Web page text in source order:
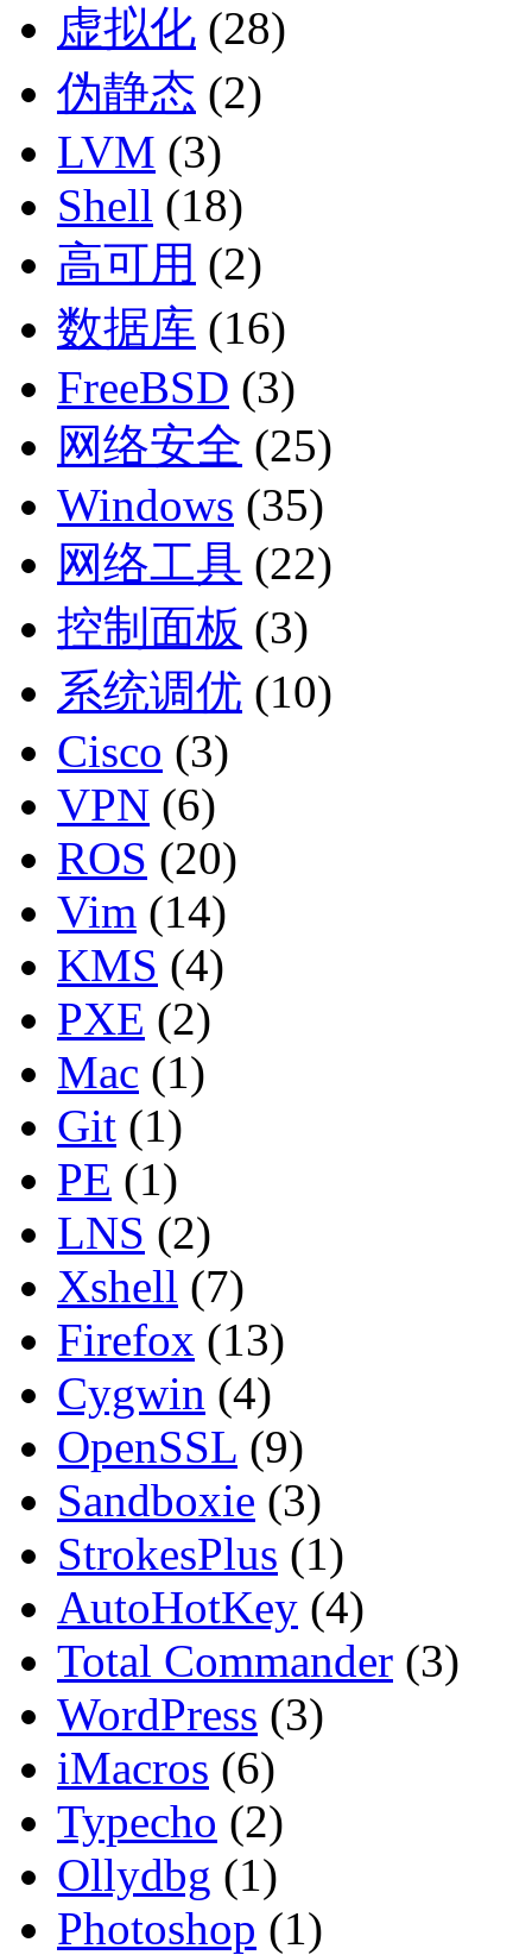
虚拟化 (28)
伪静态 (2)
LVM (3)
Shell (18)
高可用 (2)
数据库 (16)
FreeBSD (3)
网络安全 (25)
Windows (35)
网络工具 (22)
控制面板 (3)
系统调优 (10)
Cisco (3)
VPN (6)
ROS (20)
Vim (14)
KMS (4)
PXE (2)
Mac (1)
Git (1)
PE (1)
LNS (2)
Xshell (7)
Firefox (13)
Cygwin (4)
OpenSSL (9)
Sandboxie (3)
StrokesPlus (1)
AutoHotKey (4)
Total Commander (3)
WordPress (3)
iMacros (6)
Typecho (2)
Ollydbg (1)
Photoshop (1)